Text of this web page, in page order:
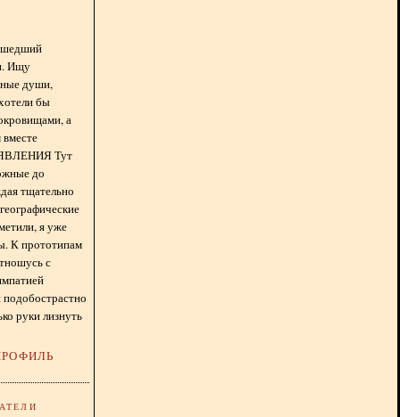
Ищу
души,
бы
а
Тут
до
тщательно
я уже
К прототипам
с
подобострастно
руки лизнуть